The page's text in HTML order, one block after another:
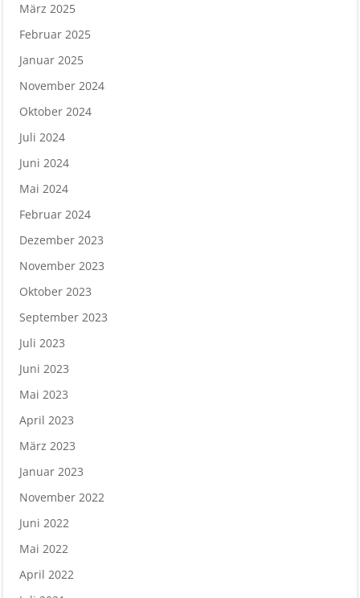
März 2025
Februar 2025
Januar 2025
November 2024
Oktober 2024
Juli 2024
Juni 2024
Mai 2024
Februar 2024
Dezember 2023
November 2023
Oktober 2023
September 2023
Juli 2023
Juni 2023
Mai 2023
April 2023
März 2023
Januar 2023
November 2022
Juni 2022
Mai 2022
April 2022